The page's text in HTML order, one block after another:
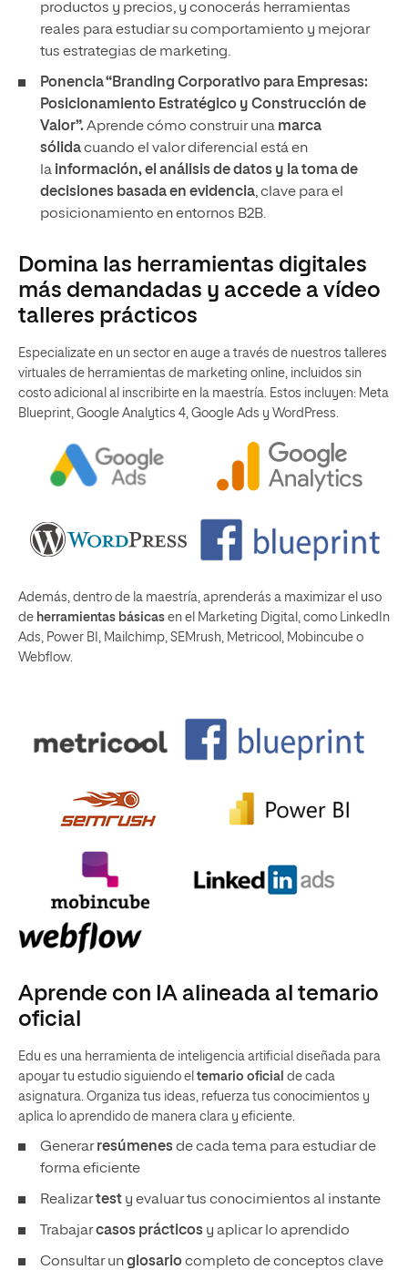
productos y precios, y conocerás herramientas
reales para estudiar su comportamiento y mejorar
tus estrategias de marketing.
Ponencia “Branding Corporativo para Empresas:
Posicionamiento Estratégico y Construcción de
Valor”. Aprende cómo construir una marca
sólidacuando el valor diferencial está en
la información, el análisis de datos y la toma de
decisiones basada en evidencia, clave para el
posicionamiento en entornos B2B.
Domina las herramientas digitales
más demandadas y accede a vídeo
talleres prácticos
Especializate en un sector en auge a través de nuestros talleres
virtuales de herramientas de marketing online, incluidos sin
costo adicional al inscribirte en la maestría. Estos incluyen: Meta
Blueprint, Google Analytics 4, Google Ads y WordPress.
Además, dentro de la maestría, aprenderás a maximizar el uso
de herramientas básicas en el Marketing Digital, como LinkedIn
Ads, Power BI, Mailchimp, SEMrush, Metricool, Mobincube o
Webflow.
Aprende con IA alineada al temario
oficial
Edu es una herramienta de inteligencia artificial diseñada para
apoyar tu estudio siguiendo el temario oficial de cada
asignatura. Organiza tus ideas, refuerza tus conocimientos y
aplica lo aprendido de manera clara y eficiente.
Generarresúmenesde cada tema para estudiar de
forma eficiente
Realizartest y evaluar tus conocimientos al instante
Trabajarcasos prácticos y aplicar lo aprendido
Consultar unglosariocompleto de conceptos clave